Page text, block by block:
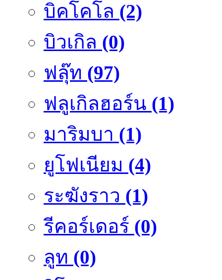
บิคโคโล (2)
บิวเกิล (0)
ฟลุ๊ท (97)
ฟลูเกิลฮอร์น (1)
มาริมบา (1)
ยูโฟเนียม (4)
ระฆังราว (1)
รีคอร์เดอร์ (0)
ลูท (0)